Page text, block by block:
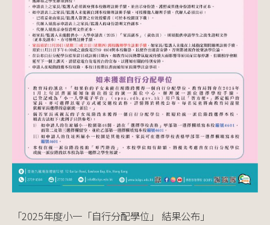
「2025年度小一「自行分配學位」 結果公布」